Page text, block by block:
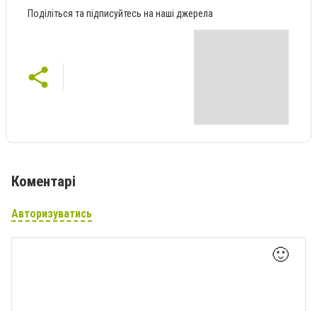
Поділіться та підписуйтесь на наші джерела
Коментарі
Авторизуватись
🙂